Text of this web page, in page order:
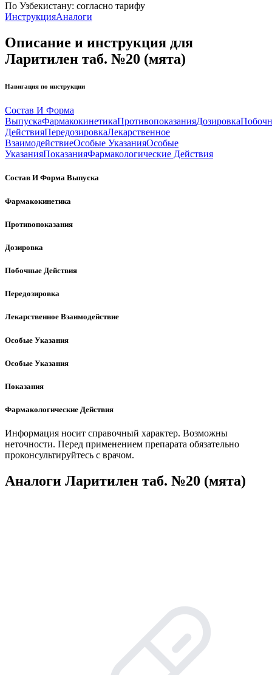
По Узбекистану: согласно тарифу
ИнструкцияАналоги
Описание и инструкция для
Ларитилен таб. №20 (мята)
Навигация по инструкции
Состав И Форма
ВыпускаФармакокинетикаПротивопоказанияДозировка
ДействияПередозировкаЛекарственное
ВзаимодействиеОсобые УказанияОсобые
УказанияПоказанияФармакологические Действия
Состав И Форма Выпуска
Фармакокинетика
Противопоказания
Дозировка
Побочные Действия
Передозировка
Лекарственное Взаимодействие
Особые Указания
Особые Указания
Показания
Фармакологические Действия
Информация носит справочный характер. Возможны
неточности. Перед применением препарата обязательно
проконсультируйтесь с врачом.
Аналоги Ларитилен таб. №20 (мята)